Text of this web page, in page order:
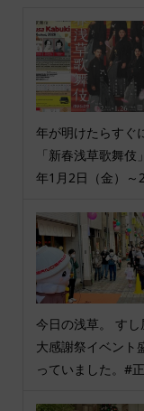
年が明けたらすぐ
「新春浅草歌舞伎
年1月2日（金）～
今日の浅草。 すし
大感謝祭イベント
っていました。#